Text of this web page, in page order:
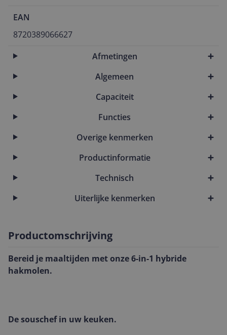
EAN
8720389066627
Afmetingen
Algemeen
Capaciteit
Functies
Overige kenmerken
Productinformatie
Technisch
Uiterlijke kenmerken
Productomschrijving
Bereid je maaltijden met onze 6-in-1 hybride
hakmolen.
De souschef in uw keuken.